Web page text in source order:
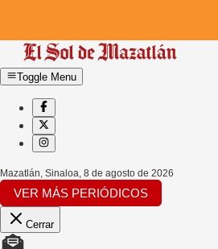
Toggle Menu
Mazatlán, Sinaloa, 8 de agosto de 2026
VER MÁS PERIÓDICOS
Cerrar